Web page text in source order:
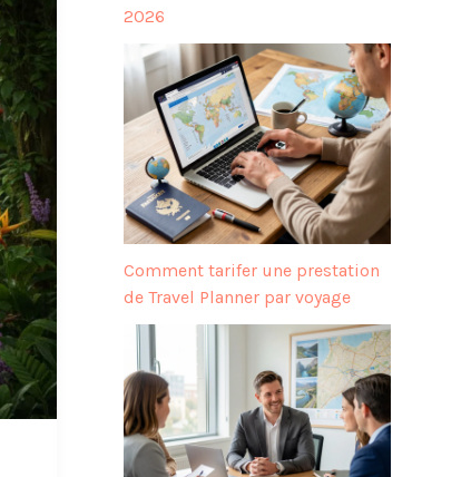
2026
Comment tarifer une prestation
de Travel Planner par voyage